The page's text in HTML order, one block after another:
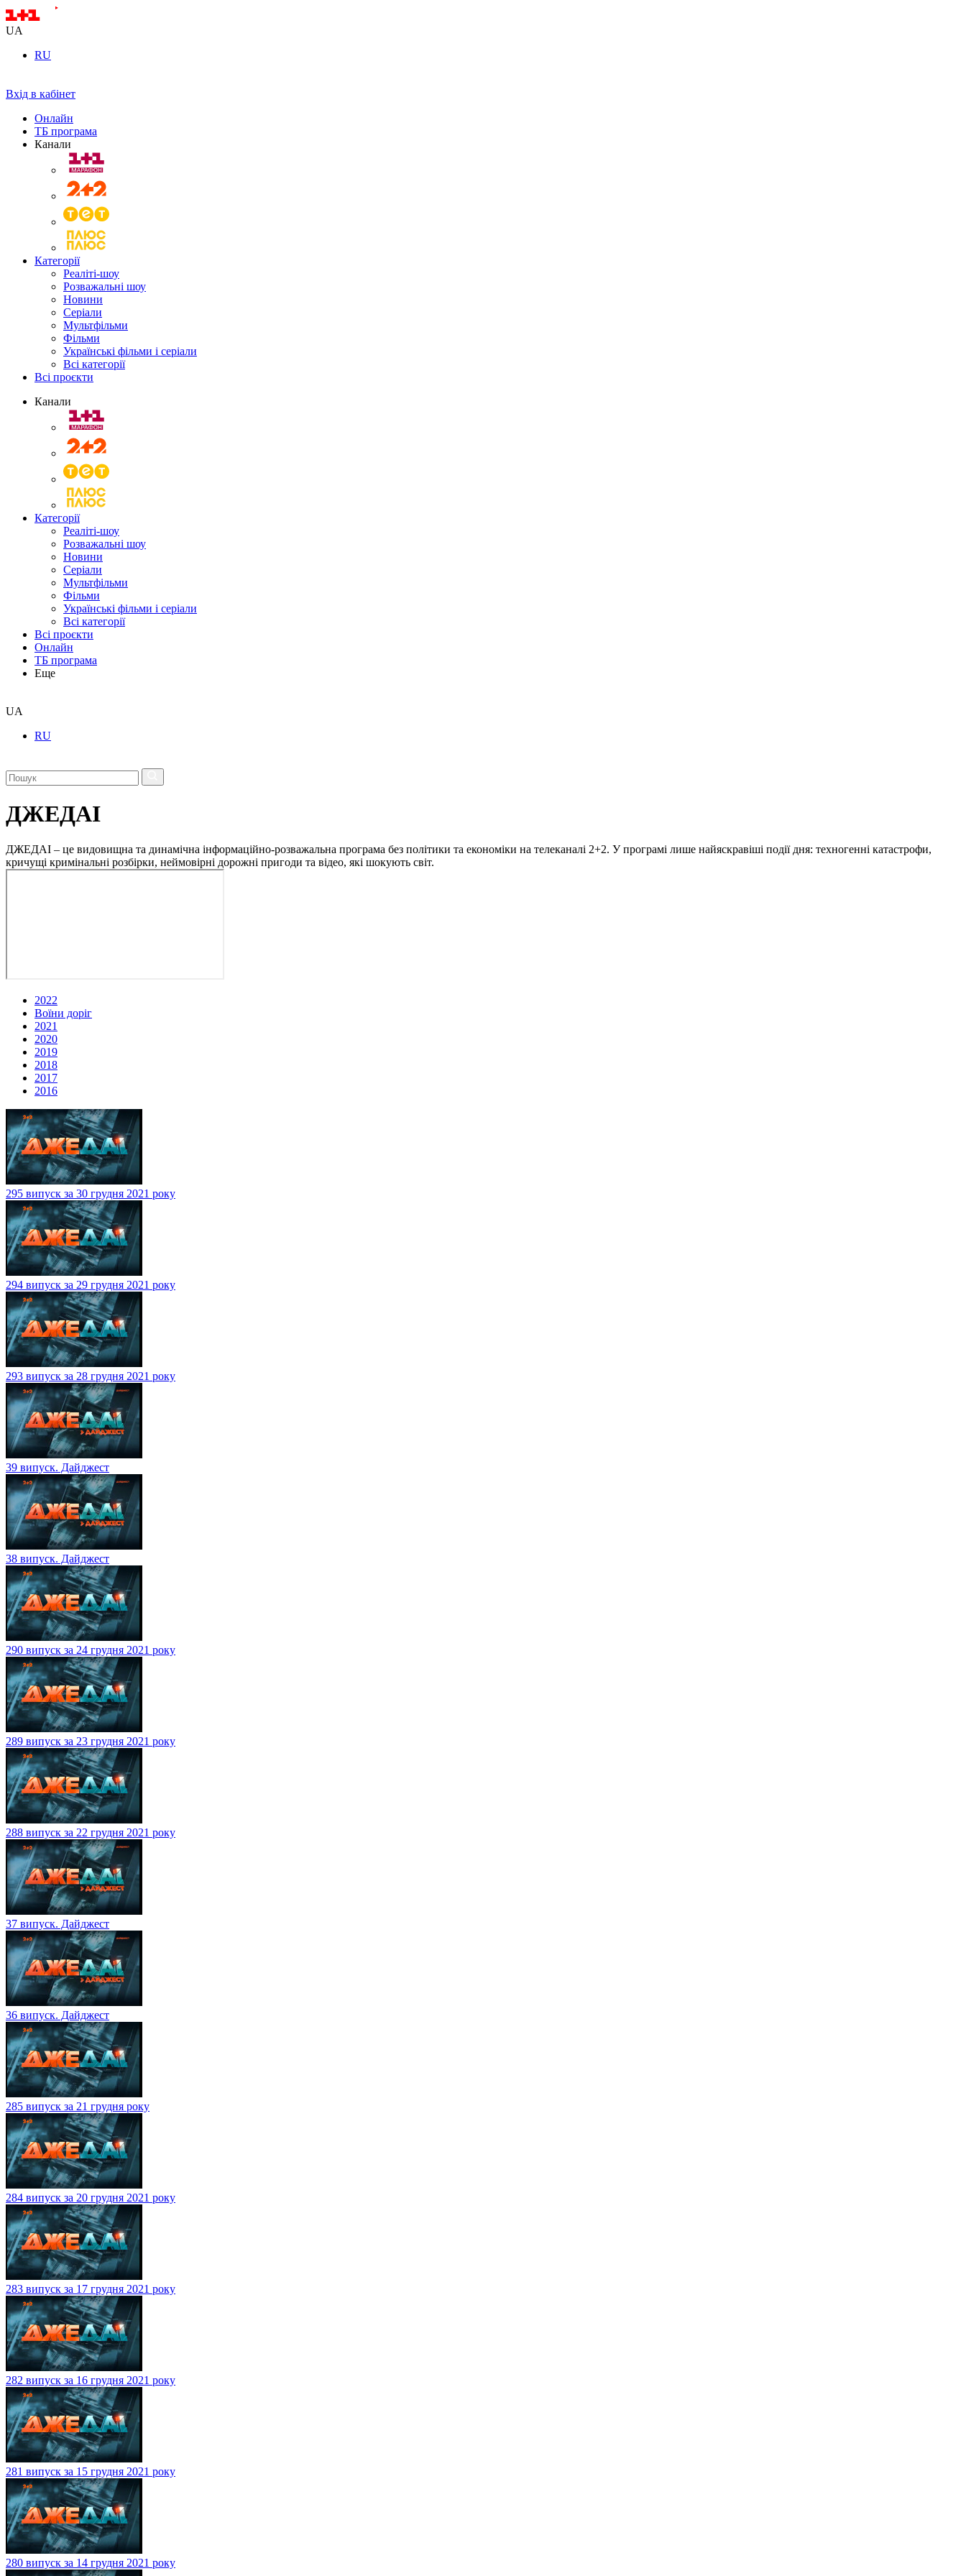
UA
RU
Вхід в кабінет
Онлайн
ТБ програма
Канали
Категорії
Реаліті-шоу
Розважальні шоу
Новини
Серіали
Мультфільми
Фільми
Українські фільми і серіали
Всі категорії
Всі проєкти
Канали
Категорії
Реаліті-шоу
Розважальні шоу
Новини
Серіали
Мультфільми
Фільми
Українські фільми і серіали
Всі категорії
Всі проєкти
Онлайн
ТБ програма
Еще
UA
RU
ДЖЕДАІ
ДЖЕДАІ – це видовищна та динамічна інформаційно-розважальна програма без політики та економіки на телеканалі 2+2. У програмі лише найяскравіші події дня: техногенні катастрофи,
кричущі кримінальні розбірки, неймовірні дорожні пригоди та відео, які шокують світ.
2022
Воїни доріг
2021
2020
2019
2018
2017
2016
295 випуск за 30 грудня 2021 року
294 випуск за 29 грудня 2021 року
293 випуск за 28 грудня 2021 року
39 випуск. Дайджест
38 випуск. Дайджест
290 випуск за 24 грудня 2021 року
289 випуск за 23 грудня 2021 року
288 випуск за 22 грудня 2021 року
37 випуск. Дайджест
36 випуск. Дайджест
285 випуск за 21 грудня року
284 випуск за 20 грудня 2021 року
283 випуск за 17 грудня 2021 року
282 випуск за 16 грудня 2021 року
281 випуск за 15 грудня 2021 року
280 випуск за 14 грудня 2021 року